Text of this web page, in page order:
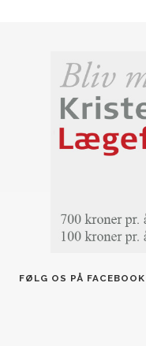
FØLG OS PÅ FACEBOOK